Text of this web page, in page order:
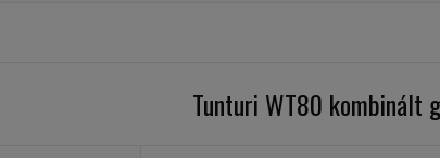
Tunturi WT80 kombinált